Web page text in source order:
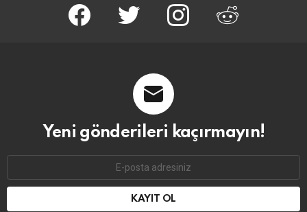
facebook twitter instagram reddit
Yeni gönderileri kaçırmayın!
adresi: